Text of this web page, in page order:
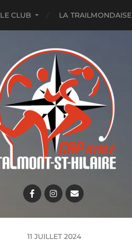
LE CLUB LA TRAILMONDAISE
11 JUILLET 2024